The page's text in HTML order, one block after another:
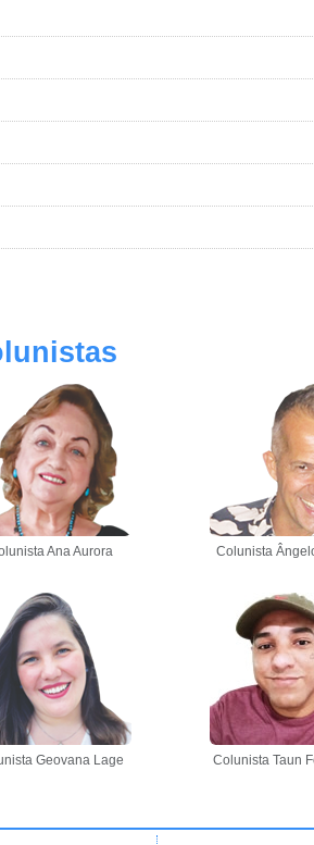
Ana Aurora Colunista
Geovana Lage Colunista Taun